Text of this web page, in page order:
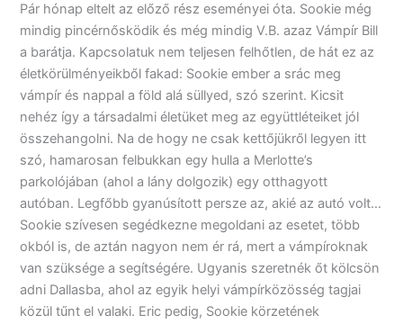
Pár hónap eltelt az előző rész eseményei óta. Sookie még
mindig pincérnősködik és még mindig V.B. azaz Vámpír Bill
a barátja. Kapcsolatuk nem teljesen felhőtlen, de hát ez az
életkörülményeikből fakad: Sookie ember a srác meg
vámpír és nappal a föld alá süllyed, szó szerint. Kicsit
nehéz így a társadalmi életüket meg az együttléteiket jól
összehangolni. Na de hogy ne csak kettőjükről legyen itt
szó, hamarosan felbukkan egy hulla a Merlotte’s
parkolójában (ahol a lány dolgozik) egy otthagyott
autóban. Legfőbb gyanúsított persze az, akié az autó volt…
Sookie szívesen segédkezne megoldani az esetet, több
okból is, de aztán nagyon nem ér rá, mert a vámpíroknak
van szüksége a segítségére. Ugyanis szeretnék őt kölcsön
adni Dallasba, ahol az egyik helyi vámpírközösség tagjai
közül tűnt el valaki. Eric pedig, Sookie körzetének